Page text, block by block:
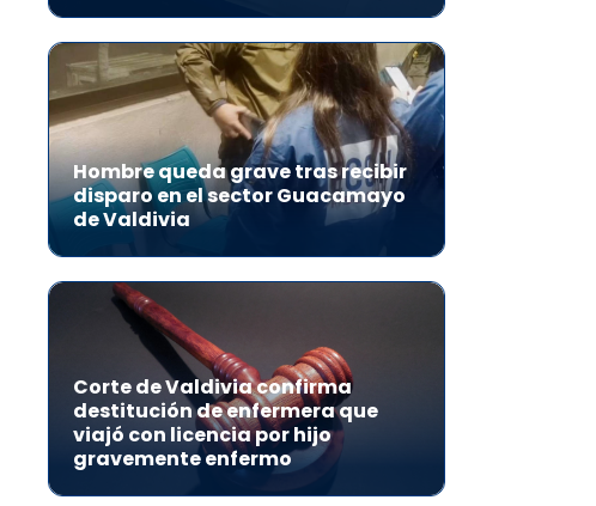
Hombre queda grave tras recibir
disparo en el sector Guacamayo
de Valdivia
Corte de Valdivia confirma
destitución de enfermera que
viajó con licencia por hijo
gravemente enfermo